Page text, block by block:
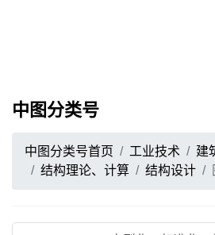
中图分类号
中图分类号首页 工业技术 建
结构理论、计算
结构设计